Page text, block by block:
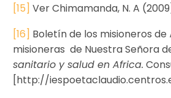
[15] Ver Chimamanda, N. A
[16] Boletín de los misioneros de
misioneras de Nuestra Señora
sanitario y salud en Africa.
[http://